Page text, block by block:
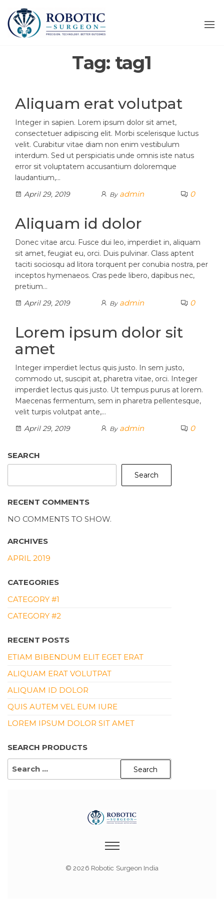
Tag: tag1
Aliquam erat volutpat
Integer in sapien. Lorem ipsum dolor sit amet,
consectetuer adipiscing elit. Morbi scelerisque luctus
velit. Curabitur vitae diam non enim vestibulum
interdum. Sed ut perspiciatis unde omnis iste natus
error sit voluptatem accusantium doloremque
laudantium,…
April 29, 2019
By admin 0
Aliquam id dolor
Donec vitae arcu. Fusce dui leo, imperdiet in, aliquam
sit amet, feugiat eu, orci. Duis pulvinar. Class aptent
taciti sociosqu ad litora torquent per conubia nostra, per
inceptos hymenaeos. Cras pede libero, dapibus nec,
pretium…
April 29, 2019
By admin 0
Lorem ipsum dolor sit
amet
Integer imperdiet lectus quis justo. In sem justo,
commodo ut, suscipit at, pharetra vitae, orci. Integer
imperdiet lectus quis justo. Ut tempus purus at lorem.
Maecenas fermentum, sem in pharetra pellentesque,
velit turpis volutpat ante,…
April 29, 2019
By admin 0
SEARCH
Search
RECENT COMMENTS
NO COMMENTS TO SHOW.
ARCHIVES
APRIL 2019
CATEGORIES
CATEGORY #1
CATEGORY #2
RECENT POSTS
ETIAM BIBENDUM ELIT EGET ERAT
ALIQUAM ERAT VOLUTPAT
ALIQUAM ID DOLOR
QUIS AUTEM VEL EUM IURE
LOREM IPSUM DOLOR SIT AMET
SEARCH PRODUCTS
© 2026 Robotic Surgeon India